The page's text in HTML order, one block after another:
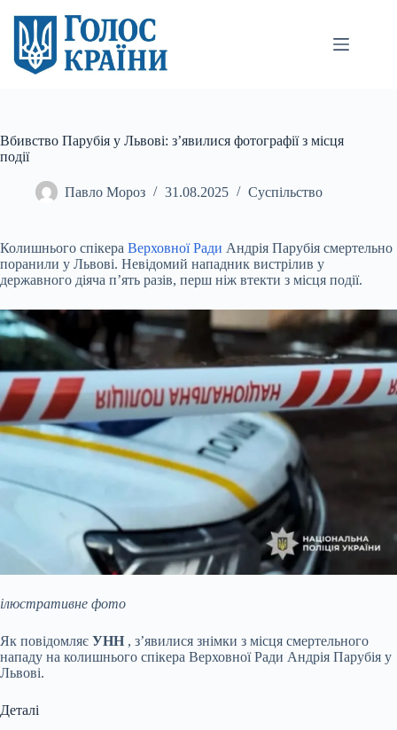
вмісту
Вбивство Парубія у Львові: з’явилися фотографії з місця
події
Павло Мороз 31.08.2025 Суспільство
Колишнього спікера Верховної Ради Андрія Парубія смертельно
поранили у Львові. Невідомий нападник вистрілив у
державного діяча п’ять разів, перш ніж втекти з місця події.
ілюстративне фото
Як повідомляє УНН , з’явилися знімки з місця смертельного
нападу на колишнього спікера Верховної Ради Андрія Парубія у
Львові.
Деталі